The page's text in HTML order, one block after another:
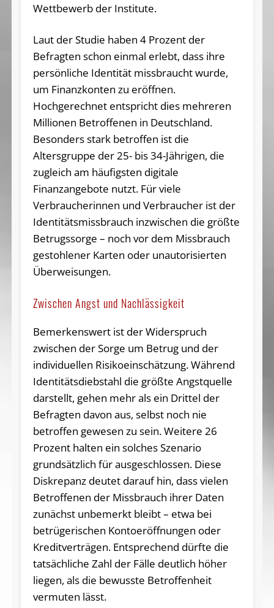
Wettbewerb der Institute.
Laut der Studie haben 4 Prozent der
Befragten schon einmal erlebt, dass ihre
persönliche Identität missbraucht wurde,
um Finanzkonten zu eröffnen.
Hochgerechnet entspricht dies mehreren
Millionen Betroffenen in Deutschland.
Besonders stark betroffen ist die
Altersgruppe der 25- bis 34-Jährigen, die
zugleich am häufigsten digitale
Finanzangebote nutzt. Für viele
Verbraucherinnen und Verbraucher ist der
Identitätsmissbrauch inzwischen die größte
Betrugssorge – noch vor dem Missbrauch
gestohlener Karten oder unautorisierten
Überweisungen.
Zwischen Angst und Nachlässigkeit
Bemerkenswert ist der Widerspruch
zwischen der Sorge um Betrug und der
individuellen Risikoeinschätzung. Während
Identitätsdiebstahl die größte Angstquelle
darstellt, gehen mehr als ein Drittel der
Befragten davon aus, selbst noch nie
betroffen gewesen zu sein. Weitere 26
Prozent halten ein solches Szenario
grundsätzlich für ausgeschlossen. Diese
Diskrepanz deutet darauf hin, dass vielen
Betroffenen der Missbrauch ihrer Daten
zunächst unbemerkt bleibt – etwa bei
betrügerischen Kontoeröffnungen oder
Kreditverträgen. Entsprechend dürfte die
tatsächliche Zahl der Fälle deutlich höher
liegen, als die bewusste Betroffenheit
vermuten lässt.